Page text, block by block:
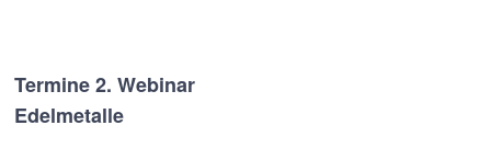
Termine 2. Webinar
Edelmetalle